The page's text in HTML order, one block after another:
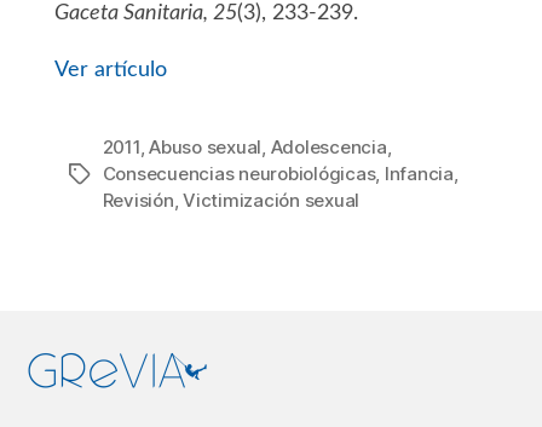
Gaceta Sanitaria, 25(3), 233-239.
Ver artículo
Etiquetas
2011,Abuso sexual, Adolescencia,
Consecuencias neurobiológicas, Infancia,
Revisión,Victimización sexual